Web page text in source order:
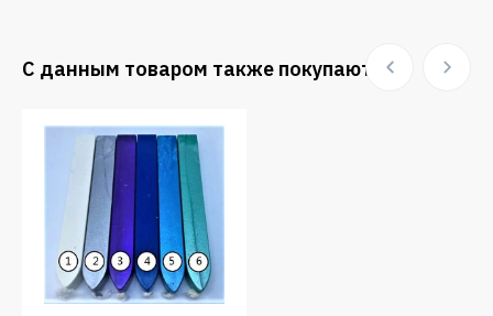
С данным товаром также покупают: